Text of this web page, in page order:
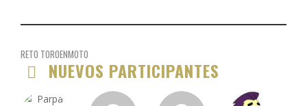
RETO TOROENMOTO
NUEVOS PARTICIPANTES